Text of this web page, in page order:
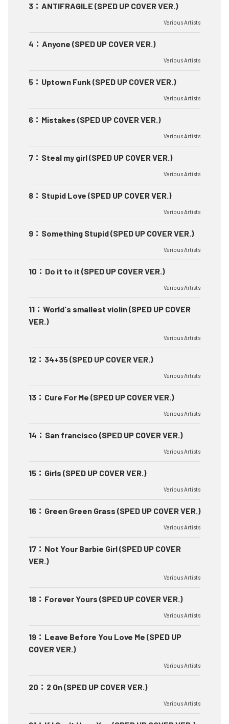
3 ： ANTIFRAGILE (SPED UP COVER VER.)
Various Artists
4 ： Anyone (SPED UP COVER VER.)
Various Artists
5 ： Uptown Funk (SPED UP COVER VER.)
Various Artists
6 ： Mistakes (SPED UP COVER VER.)
Various Artists
7 ： Steal my girl (SPED UP COVER VER.)
Various Artists
8 ： Stupid Love (SPED UP COVER VER.)
Various Artists
9 ： Something Stupid (SPED UP COVER VER.)
Various Artists
10 ： Do it to it (SPED UP COVER VER.)
Various Artists
11 ： World's smallest violin (SPED UP COVER
VER.)
Various Artists
12 ： 34+35 (SPED UP COVER VER.)
Various Artists
13 ： Cure For Me (SPED UP COVER VER.)
Various Artists
14 ： San francisco (SPED UP COVER VER.)
Various Artists
15 ： Girls (SPED UP COVER VER.)
Various Artists
16 ： Green Green Grass (SPED UP COVER VER.)
Various Artists
17 ： Not Your Barbie Girl (SPED UP COVER
VER.)
Various Artists
18 ： Forever Yours (SPED UP COVER VER.)
Various Artists
19 ： Leave Before You Love Me (SPED UP
COVER VER.)
Various Artists
20 ： 2 On (SPED UP COVER VER.)
Various Artists